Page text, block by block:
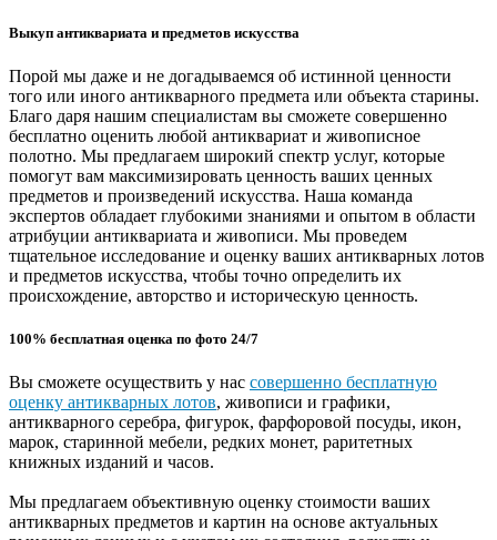
Выкуп антиквариата и предметов искусства
Порой мы даже и не догадываемся об истинной ценности
того или иного антикварного предмета или объекта старины.
Благо даря нашим специалистам вы сможете совершенно
бесплатно оценить любой антиквариат и живописное
полотно. Мы предлагаем широкий спектр услуг, которые
помогут вам максимизировать ценность ваших ценных
предметов и произведений искусства. Наша команда
экспертов обладает глубокими знаниями и опытом в области
атрибуции антиквариата и живописи. Мы проведем
тщательное исследование и оценку ваших антикварных лотов
и предметов искусства, чтобы точно определить их
происхождение, авторство и историческую ценность.
100% бесплатная оценка по фото 24/7
Вы сможете осуществить у нас совершенно бесплатную
оценку антикварных лотов, живописи и графики,
антикварного серебра, фигурок, фарфоровой посуды, икон,
марок, старинной мебели, редких монет, раритетных
книжных изданий и часов.
Мы предлагаем объективную оценку стоимости ваших
антикварных предметов и картин на основе актуальных